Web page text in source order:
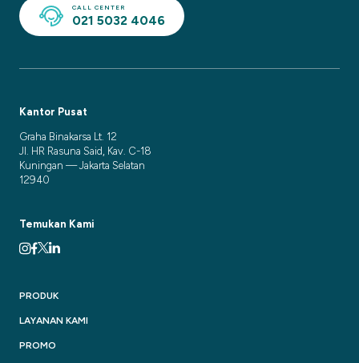
CALL CENTER
021 5032 4046
Kantor Pusat
Graha Binakarsa Lt. 12
Jl. HR Rasuna Said, Kav. C-18
Kuningan — Jakarta Selatan
12940
PRODUK
LAYANAN KAMI
PROMO
Temukan Kami